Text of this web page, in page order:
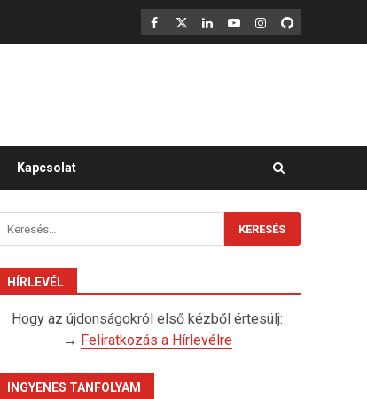
F X LinkedIn
YouTubeInstagram
GitHub
Kapcsolat
Keresés:
HÍRLEVÉL
Hogy az újdonságokról első kézből értesülj:
→ Feliratkozás a Hírlevélre
INGYENES TANFOLYAM